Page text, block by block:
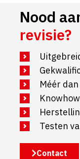
Nood
revisie?
Méér
Testen
Contact